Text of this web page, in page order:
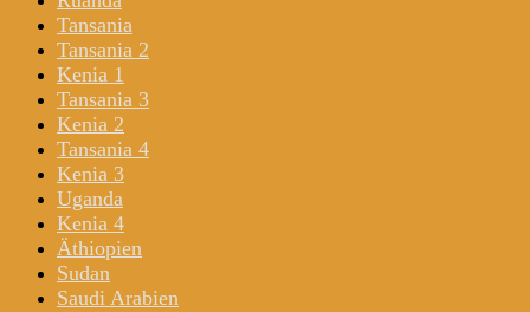
Tansania
Tansania 2
Kenia 1
Tansania 3
Kenia 2
Tansania 4
Kenia 3
Uganda
Kenia 4
Äthiopien
Sudan
Saudi Arabien